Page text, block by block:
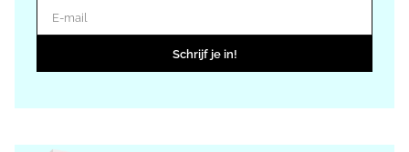
E-mail
Schrijf je in!